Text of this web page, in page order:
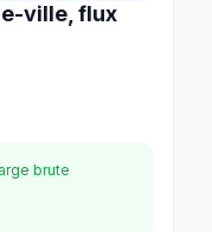
ville, flux
brute